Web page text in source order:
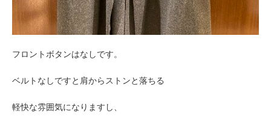
フロントボタンはなしです。
ベルトなしですと肩からストンと落ちる
軽快な雰囲気になりますし、